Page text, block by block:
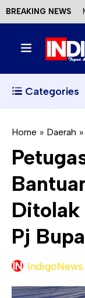
BREAKING NEWS
Categories
Home » Daerah »
Ditolak
Pj
IndigoNews